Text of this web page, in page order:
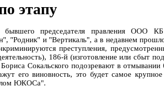
этапу
бывшего председателя правления ООО
"Родник" и "Вертикаль", а в недавнем
преступления,
186-й (изготовление или сбыт
Сокальского подозревают в отмывании
его виновность, это будет самое
ЮКОСа".